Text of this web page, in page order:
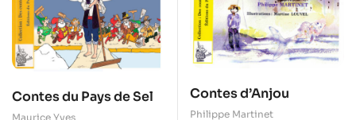
Contes du Pays de Sel
Maurice Yves
Contes d’Anjou
Philippe Martinet